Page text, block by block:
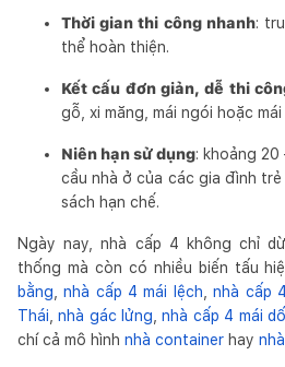
Thời gian thi công nhanh:
thể hoàn thiện.
Kết cấu đơn giản, dễ thi
gỗ, xi măng, mái ngói hoặc
Niên hạn sử dụng: khoảng 20
cầu nhà ở của các gia đình
sách hạn chế.
Ngày nay, nhà cấp 4 không chỉ
thống mà còn có nhiều biến tấu
bằng ,nhà cấp 4 mái lệch ,nhà cấp
Thái ,nhà gác lửng ,nhà cấp 4 mái
chí cả mô hình nhà container hay